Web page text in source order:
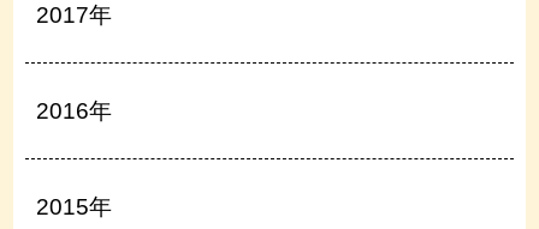
2017年
2016年
2015年